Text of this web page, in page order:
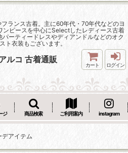
ランス古着。主に60年代・70年代などのヨ
ンピースを中心にSelectしたレディース古着
ーティードレスやディアンドルなどのオク
ト衣装もございます。
ルコ 古着通販
カート ログイン
ジ 商品検索 ご利用案内 instagram
アイテム